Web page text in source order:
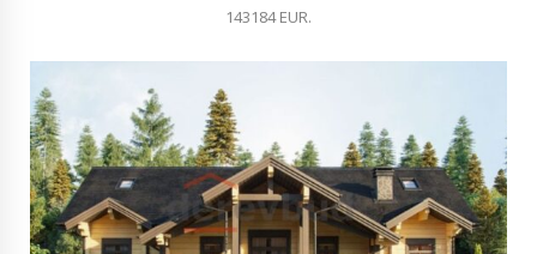
143184 EUR.